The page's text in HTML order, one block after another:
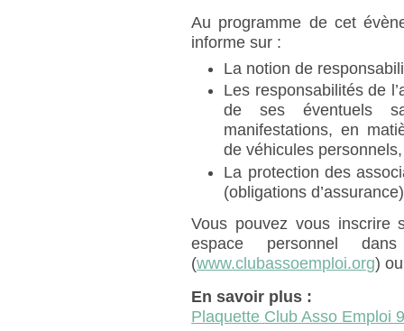
Au programme de cet
informe sur :
La notion de
Les responsabilités de
de ses éventuels
manifestations, en
de véhicules
La protection des
(obligations d’assurance)
Vous pouvez vous
espace personnel
(www.clubassoemploi.org)
En savoir plus :
Plaquette Club Asso Emploi